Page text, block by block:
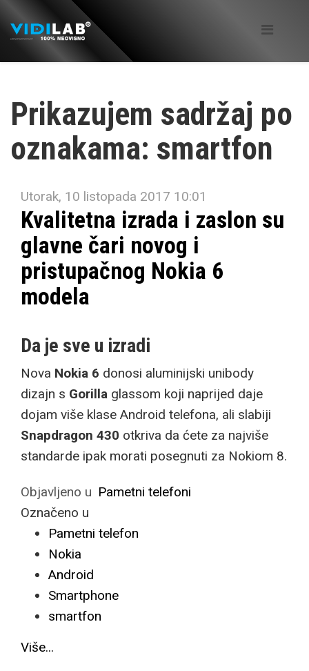
Prikazujem sadržaj po
oznakama: smartfon
Utorak, 10 listopada 2017 10:01
Kvalitetna izrada i zaslon su
glavne čari novog i
pristupačnog Nokia 6
modela
Da je sve u izradi
Nova Nokia 6 donosi aluminijski unibody
dizajn s Gorilla glassom koji naprijed daje
dojam više klase Android telefona, ali slabiji
Snapdragon 430 otkriva da ćete za najviše
standarde ipak morati posegnuti za Nokiom 8.
Objavljeno u Pametni telefoni
Označeno u
Pametni telefon
Nokia
Android
Smartphone
smartfon
Više...